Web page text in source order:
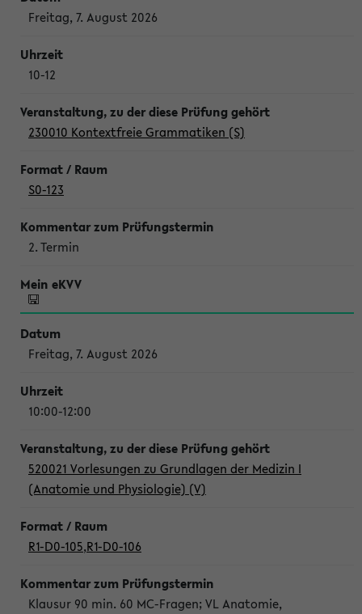
Freitag, 7. August 2026
10-12
230010 Kontextfreie Grammatiken (S)
S0-123
2. Termin
Freitag, 7. August 2026
10:00-12:00
520021 Vorlesungen zu Grundlagen der Medizin I
(Anatomie und Physiologie) (V)
R1-D0-105,R1-D0-106
Klausur 90 min. 60 MC-Fragen; VL Anatomie,